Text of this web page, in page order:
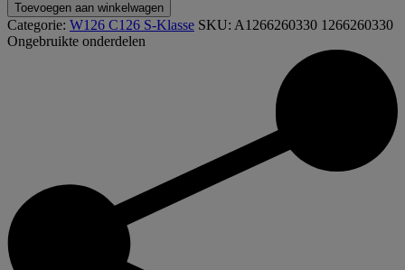
Toevoegen aan winkelwagen
Categorie: W126 C126 S-Klasse SKU: A1266260330 1266260330
Ongebruikte onderdelen